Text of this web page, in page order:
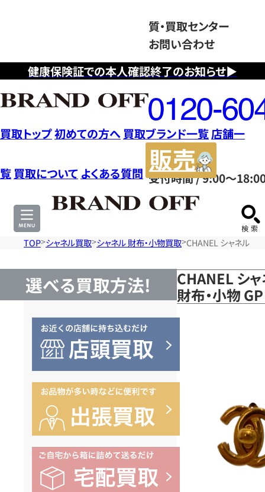
健康保険証での本人確認終了のお知らせ▶
質・買取センター
お問い合わせ
フ
リ
ー
ダ
イ
ヤ
ル
0120604117
受付時間 / 9:00～
買取トップ初めての方へ 買取ブランド一覧店舗一
覧 買取について よくある質問
サ
TOP シャネル買取 シャネル 財布・小物買取 CHANEL シャネル
選べる買取方法!
CHANEL シ
財布・小物